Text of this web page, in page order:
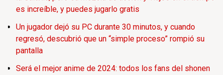
es increíble, y puedes jugarlo gratis
Un jugador dejó su PC durante 30 minutos, y cuando
regresó, descubrió que un “simple proceso” rompió su
pantalla
Será el mejor anime de 2024: todos los fans del shonen